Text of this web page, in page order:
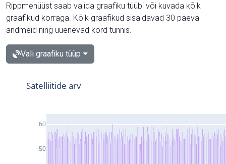
Rippmenüüst saab valida graafiku tüübi või kuvada kõik
graafikud korraga. Kõik graafikud sisaldavad 30 päeva
andmeid ning uuenevad kord tunnis.
Vali graafiku tüüp
50
60
Satelliitide arv